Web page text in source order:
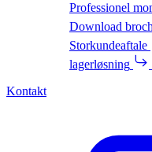
Professionel
Download
Storkundeaftale
lagerløsning
Kontakt